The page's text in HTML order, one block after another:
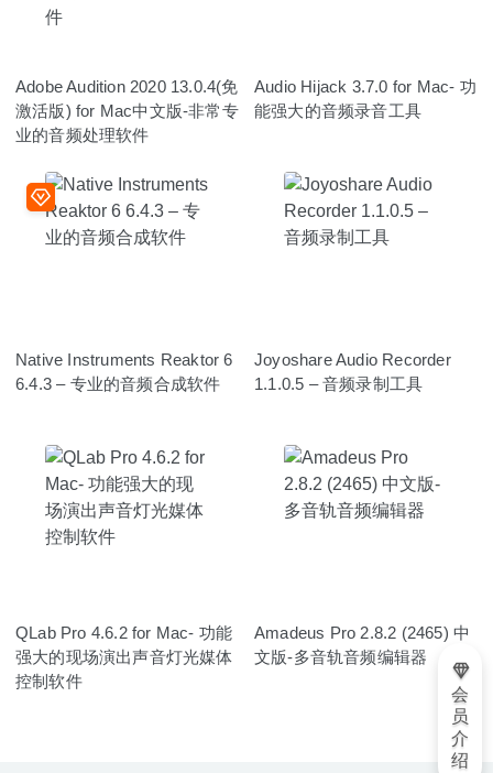
Adobe Audition 2020 13.0.4(免
激活版) for Mac中文版-非常专
业的音频处理软件
Audio Hijack 3.7.0 for Mac- 功
能强大的音频录音工具
Native Instruments Reaktor 6
6.4.3 – 专业的音频合成软件
Joyoshare Audio Recorder
1.1.0.5 – 音频录制工具
QLab Pro 4.6.2 for Mac- 功能
强大的现场演出声音灯光媒体
控制软件
Amadeus Pro 2.8.2 (2465) 中
文版-多音轨音频编辑器
会
员
介
绍